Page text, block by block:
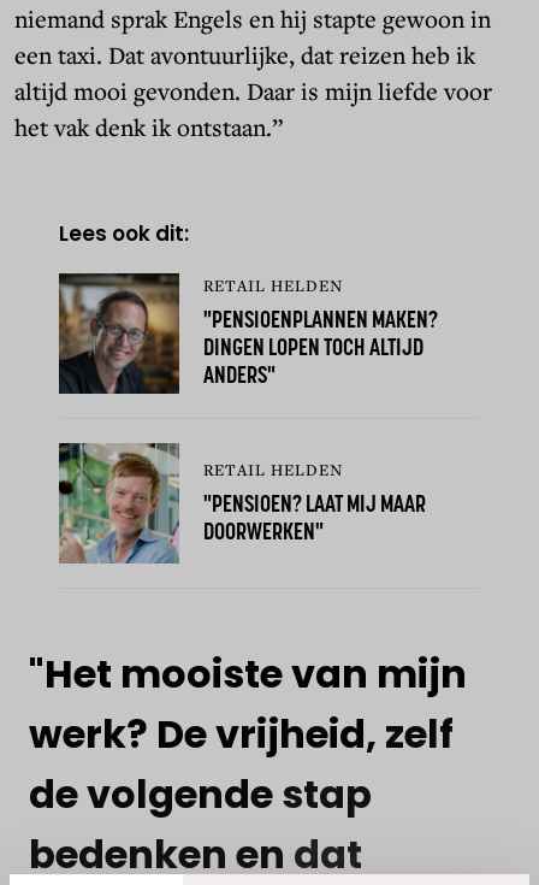
niemand sprak Engels en hij stapte gewoon in
een taxi. Dat avontuurlijke, dat reizen heb ik
altijd mooi gevonden. Daar is mijn liefde voor
het vak denk ik ontstaan.”
Lees ook dit:
RETAIL HELDEN
"PENSIOENPLANNEN MAKEN?
DINGEN LOPEN TOCH ALTIJD
ANDERS"
RETAIL HELDEN
"PENSIOEN? LAAT MIJ MAAR
DOORWERKEN"
"Het mooistevan mijn
werk? Devrijheid, zelf
devolgendestap
bedenken en dat